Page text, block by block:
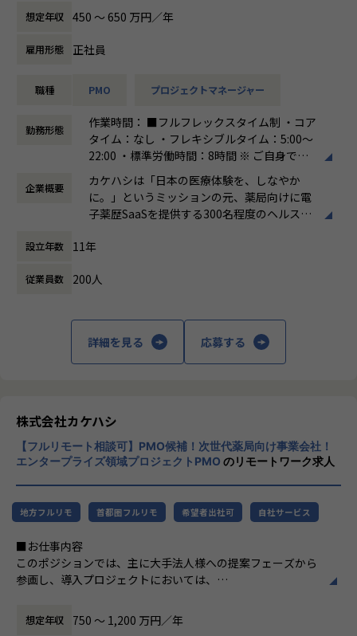
準大手から中堅規模の企業に特化して、プライム案件やERP
導入案件、DX推進案件の拡大に注力しております。
年間120%成長を続けており成長の過渡期にある中で、組織
を一緒に作っていただける方を募集しております。
＜ホープスBLOGもご覧ください＞
しております！
是非ご覧ください！
HOPES blog：https://blog.hopes-ise.co.jp/
■会社概要
「バックオフィスDX」「ワークをもっとワクワクに」をモッ
バックオフィス業務とそこに関わる人たちの働き方を変えて
企業競争力を向上させることを使命としています。
っと楽しく” へリノベートすることで社会に貢献します。
当社はクラウドERPの構築・導入コンサルテーションを中心
大企業のお客様のプロジェクトの中核となって推進する役割
を担うことが多いのが特徴です。
担っていただきます。
近隣チームの TechnicalPlanning（設計）やTechnicalSupp
ort（導入・保守）と密に連携し、
外部パートナーと共に「止まらない医療」を支えるデバイス
・ベンダーマネジメント・品質管理
委託先キッティングセンターの工程管理、品質改善。
・自律的なプロセス構築（0→1 / 1→10）
既存マニュアルを疑い、事業成長に合わせた「より正しい業
務フロー」を再定義・構築。
・調達・サプライチェーン管理
在庫の適正化。
端末ごとの証明書の発注・発行、および失効処理の確実な実
■募集背景
「日本の医療体験を、しなやかに。」をミッションに掲げる
事業拡大やM&Aにより、顧客へ提供するITデバイスの数・種
現在、実作業は外部委託していますが、さらなる成長には既
存マニュアルに捉われず、
供給網（サプライチェーン）を自らアップデートし、グルー
想定年収 450 〜 650 万円／年
雇用形態 正社員
職種 PMO プロジェクトマネージャー
勤務形態
作業時間： ■フルフレックスタイム制 ・コア
タイム：なし ・フレキシブルタイム：5:00～
22:00 ・標準労働時間：8時間 ※ ご自身で働
く時間を選択していただけます。
働き方：フルフレックス制
時間外労働の有無： 有（月平均20時間）
休憩時間： 60分
企業概要
カケハシは「日本の医療体験を、しなやか
に。」というミッションの元、薬局向けに電
子薬歴SaaSを提供する300名程度のヘルスケ
国で約5万5千店）存在する薬局ですが、まだ
に成長可能性が高いマーケットでもありま
す。
患者の健康に寄り添える場所として、薬局か
業にも取り組み始めています。
#薬局体験アシスタント｜Musubi
#薬局経営”見える化”クラウド｜Musubi Insi
ght
＃医薬品在庫管理・発注システム｜Musubi A
＃薬局・薬剤師コミュニティ｜MusuViva!
設立年数 11年
従業員数 200人
詳細を見る 応募する
株式会社カケハシ
【フルリモート相談可】PMO候補！次世代薬局向け事業会社！
エンタープライズ領域プロジェクトPMO のリモートワーク求人
地方フルリモ 首都圏フルリモ 希望者出社可 自社サービス
■お仕事内容
このポジションでは、主に大手法人様への提案フェーズから
参画し、導入プロジェクトにおいては、
支援する役割を担っていただきます。
想定年収 750 〜 1,200 万円／年